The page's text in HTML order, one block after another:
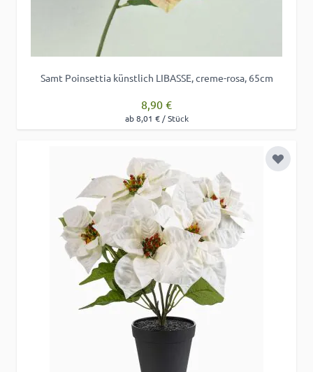
Samt Poinsettia künstlich LIBASSE, creme-rosa, 65cm
8,90 €
ab 8,01 € / Stück
Zur